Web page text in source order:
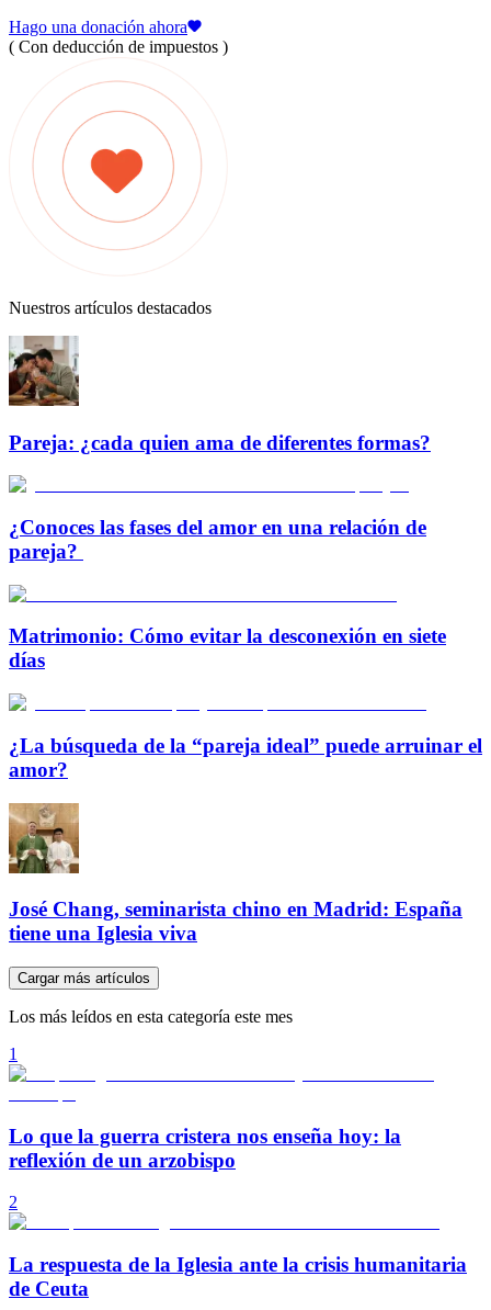
Hago una donación ahora
( Con deducción de impuestos )
Nuestros artículos destacados
Pareja: ¿cada quien ama de diferentes formas?
¿Conoces las fases del amor en una relación de
pareja?
Matrimonio: Cómo evitar la desconexión en siete
días
¿La búsqueda de la “pareja ideal” puede arruinar el
amor?
José Chang, seminarista chino en Madrid: España
tiene una Iglesia viva
Cargar más artículos
Los más leídos en esta categoría este mes
1
Lo que la guerra cristera nos enseña hoy: la
reflexión de un arzobispo
2
La respuesta de la Iglesia ante la crisis humanitaria
de Ceuta